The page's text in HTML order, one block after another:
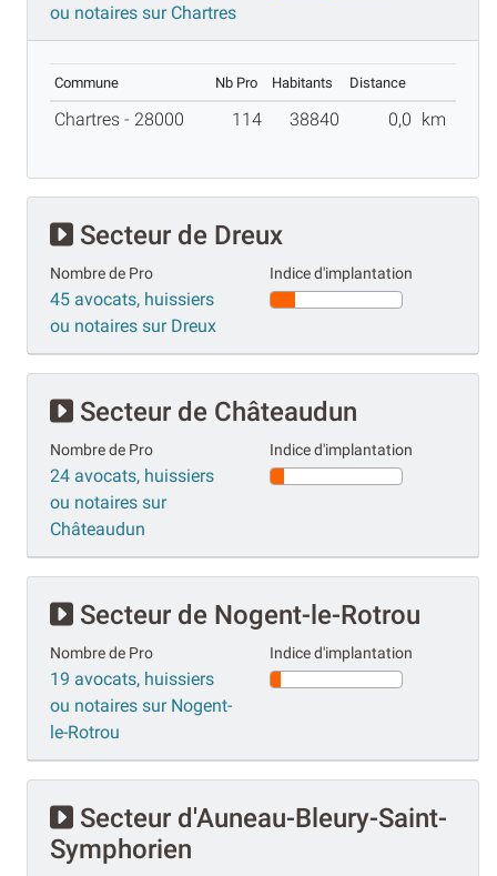
ou notaires sur Chartres
Commune Nb Pro Habitants Distance
Chartres - 28000 114 38840 0,0 km
Secteur de Dreux
Nombre de Pro
45 avocats, huissiers
ou notaires sur Dreux
Indice d'implantation
Secteur de Châteaudun
Nombre de Pro
24 avocats, huissiers
ou notaires sur
Châteaudun
Indice d'implantation
Secteur de Nogent-le-Rotrou
Nombre de Pro
19 avocats, huissiers
ou notaires sur Nogent-
le-Rotrou
Indice d'implantation
Secteur d'Auneau-Bleury-Saint-
Symphorien